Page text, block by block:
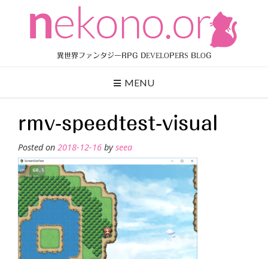
content
異世界ファンタジーRPG DEVELOPERS BLOG
MENU
rmv-speedtest-visual
Posted on 2018-12-16 byseea